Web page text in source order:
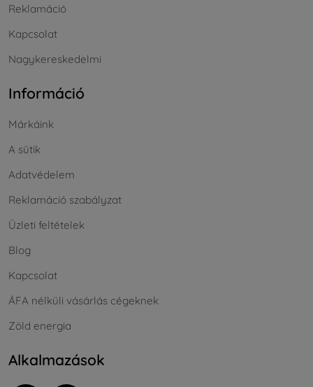
Reklamáció
Kapcsolat
Nagykereskedelmi
Információ
Márkáink
A sütik
Adatvédelem
Reklamáció szabályzat
Üzleti feltételek
Blog
Kapcsolat
ÁFA nélküli vásárlás cégeknek
Zöld energia
Alkalmazások